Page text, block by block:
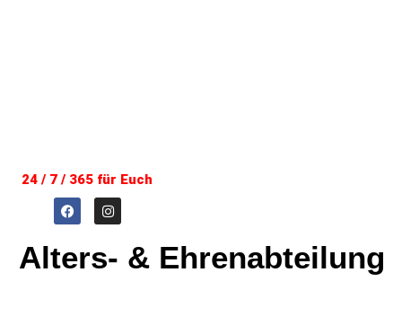
24 / 7 / 365 für Euch
Alters- & Ehrenabteilung